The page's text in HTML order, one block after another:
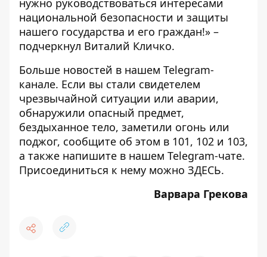
нужно руководствоваться интересами
национальной безопасности и защиты
нашего государства и его граждан!» –
подчеркнул Виталий Кличко.
Больше новостей в нашем Telegram-
канале. Если вы стали свидетелем
чрезвычайной ситуации или аварии,
обнаружили опасный предмет,
бездыханное тело, заметили огонь или
поджог, сообщите об этом в 101, 102 и 103,
а также напишите в нашем Telegram-чате.
Присоединиться к нему можно ЗДЕСЬ.
Варвара Грекова